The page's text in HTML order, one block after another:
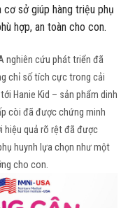
cơ sở giúp hàng triệu phụ
hợp, an toàn cho con.
nghiên cứu phát triển đã
chỉ số tích cực trong cải
Hanie Kid – sản phẩm dinh
còi đã được chứng minh
hiệu quả rõ rệt đã được
huynh lựa chọn như một
cho con.